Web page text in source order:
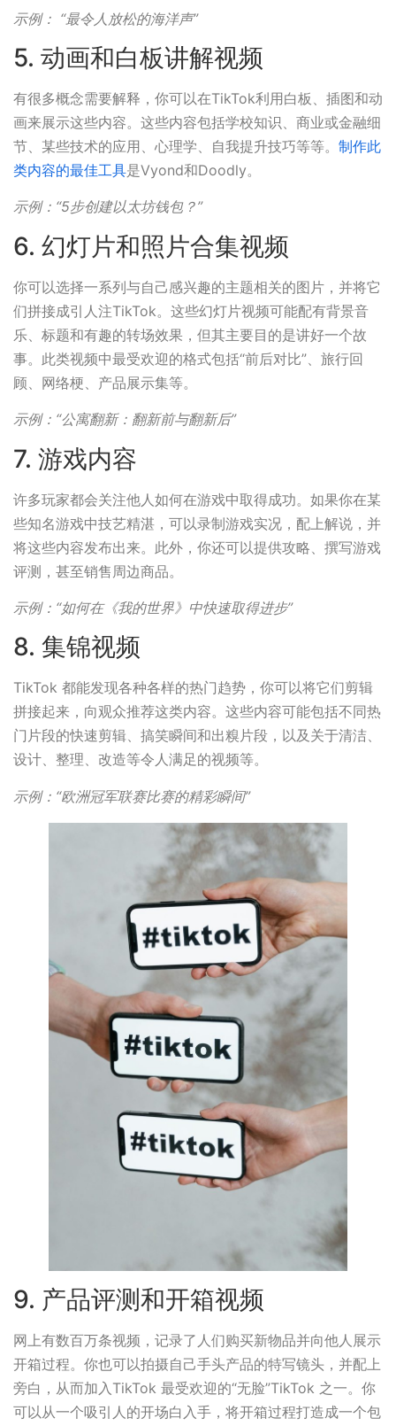
示例： “最令人放松的海洋声”
5. 动画和白板讲解视频
有很多概念需要解释，你可以在TikTok利用白板、插图和动
画来展示这些内容。这些内容包括学校知识、商业或金融细
节、某些技术的应用、心理学、自我提升技巧等等。 制作此
类内容的最佳工具是Vyond和Doodly。
示例：“5步创建以太坊钱包？”
6. 幻灯片和照片合集视频
你可以选择一系列与自己感兴趣的主题相关的图片，并将它
们拼接成引人注TikTok。这些幻灯片视频可能配有背景音
乐、标题和有趣的转场效果，但其主要目的是讲好一个故
事。此类视频中最受欢迎的格式包括“前后对比”、旅行回
顾、网络梗、产品展示集等。
示例：“公寓翻新：翻新前与翻新后”
7. 游戏内容
许多玩家都会关注他人如何在游戏中取得成功。如果你在某
些知名游戏中技艺精湛，可以录制游戏实况，配上解说，并
将这些内容发布出来。此外，你还可以提供攻略、撰写游戏
评测，甚至销售周边商品。
示例：“如何在《我的世界》中快速取得进步”
8. 集锦视频
TikTok 都能发现各种各样的热门趋势，你可以将它们剪辑
拼接起来，向观众推荐这类内容。这些内容可能包括不同热
门片段的快速剪辑、搞笑瞬间和出糗片段，以及关于清洁、
设计、整理、改造等令人满足的视频等。
示例：“欧洲冠军联赛比赛的精彩瞬间”
9. 产品评测和开箱视频
网上有数百万条视频，记录了人们购买新物品并向他人展示
开箱过程。你也可以拍摄自己手头产品的特写镜头，并配上
旁白，从而加入TikTok 最受欢迎的“无脸”TikTok 之一。你
可以从一个吸引人的开场白入手，将开箱过程打造成一个包